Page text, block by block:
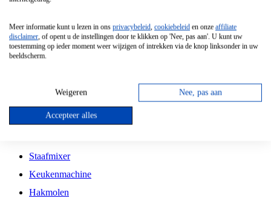
Vrijstaande Magnetron
Vrijstaande Kookplaat
Inbouw Gaskookplaat
Inbouw Keramische Kookplaat
Kookplaat Accessoires
Staafmixer
Keukenmachine
Hakmolen
Meer informatie kunt u lezen in ons privacybeleid, cookiebeleid en onze affiliate
disclaimer, of opent u de instellingen door te klikken op 'Nee, pas aan'. U kunt uw
toestemming op ieder moment weer wijzigen of intrekken via de knop linksonder in uw
beeldscherm.
Weigeren Nee, pas aan
Accepteer alles